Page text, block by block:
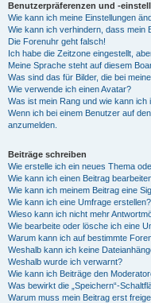
Benutzerpräferenzen und -
Wie kann ich meine Einstellungen
Wie kann ich verhindern, dass mein
Die Forenuhr geht falsch!
Ich habe die Zeitzone eingestellt,
Meine Sprache steht auf diesem
Was sind das für Bilder, die bei
Wie verwende ich einen Avatar?
Was ist mein Rang und wie kann ich
Wenn ich bei einem Benutzer auf
anzumelden.
Beiträge schreiben
Wie erstelle ich ein neues Thema
Wie kann ich einen Beitrag
Wie kann ich meinem Beitrag eine
Wie kann ich eine Umfrage erstellen?
Wieso kann ich nicht mehr
Wie bearbeite oder lösche ich eine
Warum kann ich auf bestimmte
Weshalb kann ich keine
Weshalb wurde ich verwarnt?
Wie kann ich Beiträge den
Was bewirkt die „Speichern“-
Warum muss mein Beitrag erst